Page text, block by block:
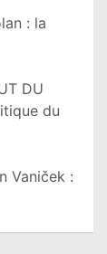
: la
DU
du
Vaniček :